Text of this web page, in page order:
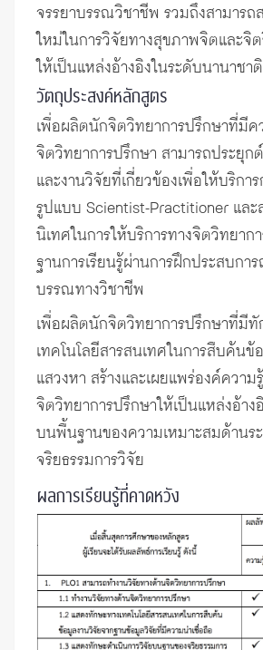
จรรยาบรรณวิชาชีพ รวมถึงสามารถ
ใหม่ในการวิจัยทางสุขภาพจิตและจิ
ให้เป็นแหล่งอ้างอิงในระดับนานาชาติ
วัตถุประสงค์หลักสูตร
เพื่อผลิตนักจิตวิทยาการปรึกษาที่มี
จิตวิทยาการปรึกษา สามารถประยุ
และงานวิจัยที่เกี่ยวข้องเพื่อให้บริกา
รูปแบบ Scientist-Practitioner และ
นิเทศในการให้บริการทางจิตวิทยา
ฐานการเรียนรู้ผ่านการฝึกประสบกา
บรรณทางวิชาชีพ
เพื่อผลิตนักจิตวิทยาการปรึกษาที่มีทั
เทคโนโลยีสารสนเทศในการสืบค้นข้
แสวงหา สร้างและเผยแพร่องค์ควา
จิตวิทยาการปรึกษาให้เป็นแหล่งอ้าง
บนพื้นฐานของความเหมาะสมด้านร
จริยธรรมการวิจัย
ผลการเรียนรู้ที่คาดหวัง